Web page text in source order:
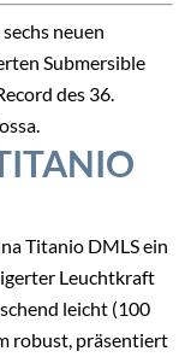
neuen
Submersible
des 36.
Titanio DMLS ein
Leuchtkraft
leicht (100
robust, präsentiert